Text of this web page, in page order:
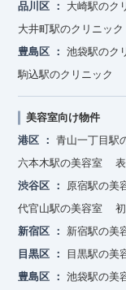
品川区
大崎駅のク
大井町駅のクリニック
豊島区
池袋駅のク
駒込駅のクリニック
美容室向け物件
港区
青山一丁目駅
六本木駅の美容室
渋谷区
原宿駅の美
代官山駅の美容室
新宿区
新宿駅の美
目黒区
目黒駅の美
豊島区
池袋駅の美